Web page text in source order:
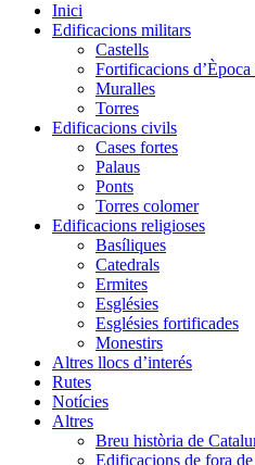
Inici
Edificacions militars
Castells
Fortificacions
Muralles
Torres
Edificacions civils
Cases fortes
Palaus
Ponts
Torres colomer
Edificacions religioses
Basíliques
Catedrals
Ermites
Esglésies
Esglésies fortificades
Monestirs
Altres llocs d’interés
Rutes
Notícies
Altres
Breu història de
Edificacions de fora